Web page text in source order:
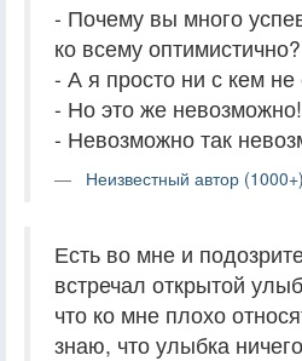
- Почему вы много
ко всему оптимистично?
- А я просто ни с кем
- Но это же
- Невозможно так
Неизвестный автор (1000+)
Есть во мне и
встречал открытой
что ко мне плохо
знаю, что улыбка